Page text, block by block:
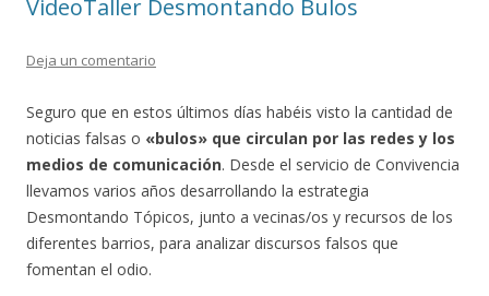
VideoTaller Desmontando Bulos
Deja un comentario
Seguro que en estos últimos días habéis visto la cantidad de
noticias falsas o «bulos» que circulan por las redes y los
medios de comunicación. Desde el servicio de Convivencia
llevamos varios años desarrollando la estrategia
Desmontando Tópicos, junto a vecinas/os y recursos de los
diferentes barrios, para analizar discursos falsos que
fomentan el odio.